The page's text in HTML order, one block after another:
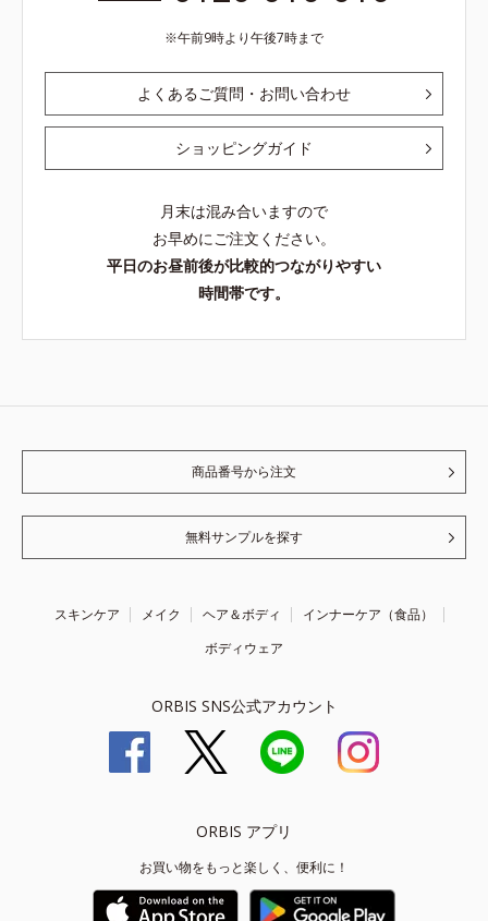
午前9時より午後7時まで
よくあるご質問・お問い合わせ
ショッピングガイド
月末は混み合いますので
お早めにご注文ください。
平日のお昼前後が比較的つながりやすい
時間帯です。
商品番号から注文
無料サンプルを探す
スキンケア メイク ヘア＆ボディ
インナーケア（食品）
ボディウェア
ORBIS SNS公式アカウント
ORBIS アプリ
お買い物をもっと楽しく、便利に！